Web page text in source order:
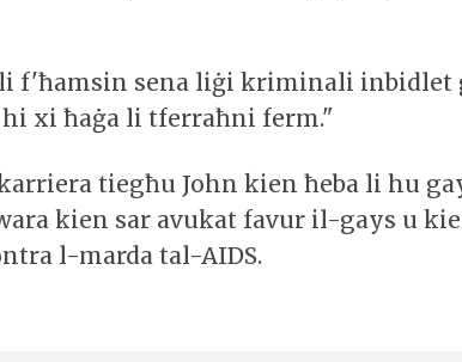
f'ħamsin sena liġi kriminali inbidlet
xi ħaġa li tferraħni ferm."
tiegħu John kien ħeba li hu
kien sar avukat favur il-gays u
l-marda tal-AIDS.